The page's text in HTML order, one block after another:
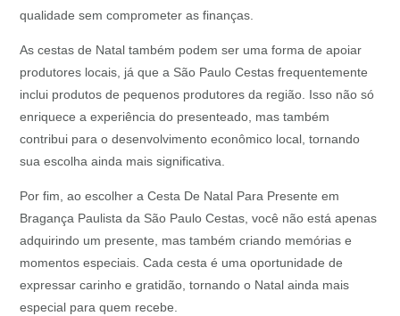
qualidade sem comprometer as finanças.
As cestas de Natal também podem ser uma forma de apoiar
produtores locais, já que a São Paulo Cestas frequentemente
inclui produtos de pequenos produtores da região. Isso não só
enriquece a experiência do presenteado, mas também
contribui para o desenvolvimento econômico local, tornando
sua escolha ainda mais significativa.
Por fim, ao escolher a Cesta De Natal Para Presente em
Bragança Paulista da São Paulo Cestas, você não está apenas
adquirindo um presente, mas também criando memórias e
momentos especiais. Cada cesta é uma oportunidade de
expressar carinho e gratidão, tornando o Natal ainda mais
especial para quem recebe.